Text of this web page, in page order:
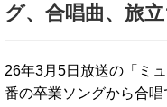
グ、合唱曲、旅
26年3月5日放送の「ミ
番の卒業ソングから合